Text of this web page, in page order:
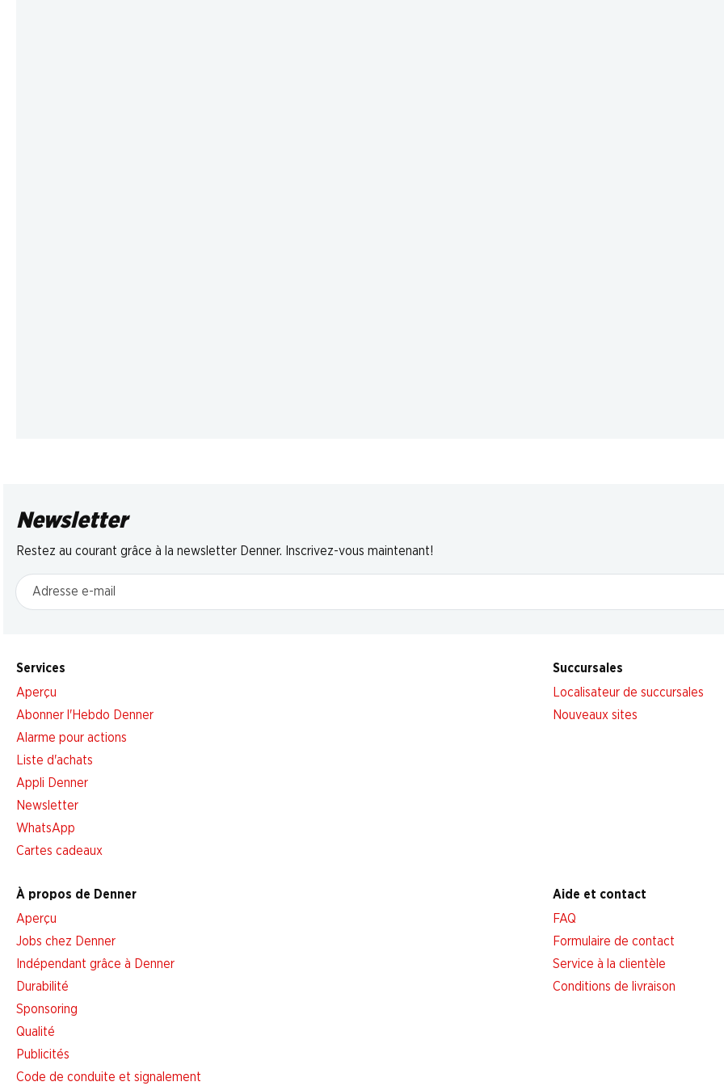
Newsletter
Restez au courant grâce à la newsletter Denner. Inscrivez-vous maintenant!
Adresse e-mail
Services
Aperçu
Abonner l'Hebdo Denner
Alarme pour actions
Liste d'achats
Appli Denner
Newsletter
WhatsApp
Cartes cadeaux
Succursales
Localisateur de succursales
Nouveaux sites
À propos de Denner
Aperçu
Jobs chez Denner
Indépendant grâce à Denner
Durabilité
Sponsoring
Qualité
Publicités
Code de conduite et signalement
Aide et contact
FAQ
Formulaire de contact
Service à la clientèle
Conditions de livraison